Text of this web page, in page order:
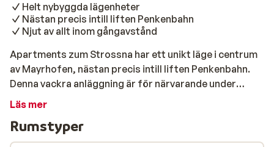
Helt nybyggda lägenheter
Nästan precis intill liften Penkenbahn
Njut av allt inom gångavstånd
Apartments zum Strossna har ett unikt läge i centrum
av Mayrhofen, nästan precis intill liften Penkenbahn.
Denna vackra anläggning är för närvarande under
uppbyggnad och kommer att vara färdigt i slutet av
utrustade med ett vackert kök, två eller tre bekväma
sovrum och en balkong med utsikt över centrum. Som
Läs mer
Rumstyper